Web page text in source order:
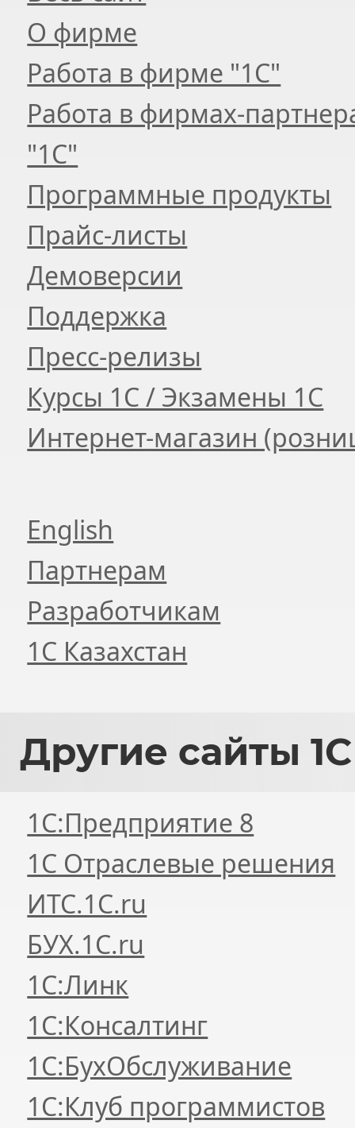
О фирме
Работа в фирме "1С"
Работа в фирмах-
"1С"
Программные продукты
Прайс-листы
Демоверсии
Поддержка
Пресс-релизы
Курсы 1С / Экзамены 1С
Интернет-магазин
English
Партнерам
Разработчикам
1С Казахстан
Другие сайты 1С
1С:Предприятие 8
1С Отраслевые решения
ИТС.1C.ru
БУХ.1С.ru
1С:Линк
1С:Консалтинг
1С:БухОбслуживание
1С:Клуб программистов